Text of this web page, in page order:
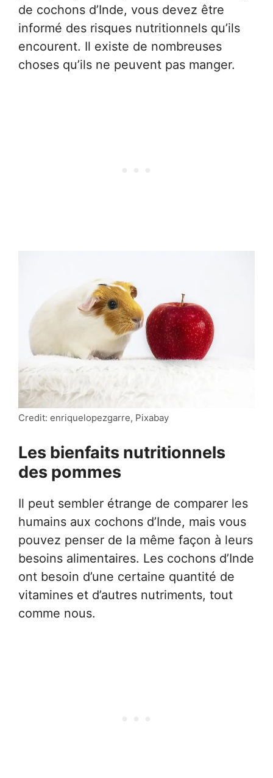
de cochons d’Inde, vous devez être
informé des risques nutritionnels qu’ils
encourent. Il existe de nombreuses
choses qu’ils ne peuvent pas manger.
Credit: enriquelopezgarre, Pixabay
Les bienfaits nutritionnels
des pommes
Il peut sembler étrange de comparer les
humains aux cochons d’Inde, mais vous
pouvez penser de la même façon à leurs
besoins alimentaires. Les cochons d’Inde
ont besoin d’une certaine quantité de
vitamines et d’autres nutriments, tout
comme nous.